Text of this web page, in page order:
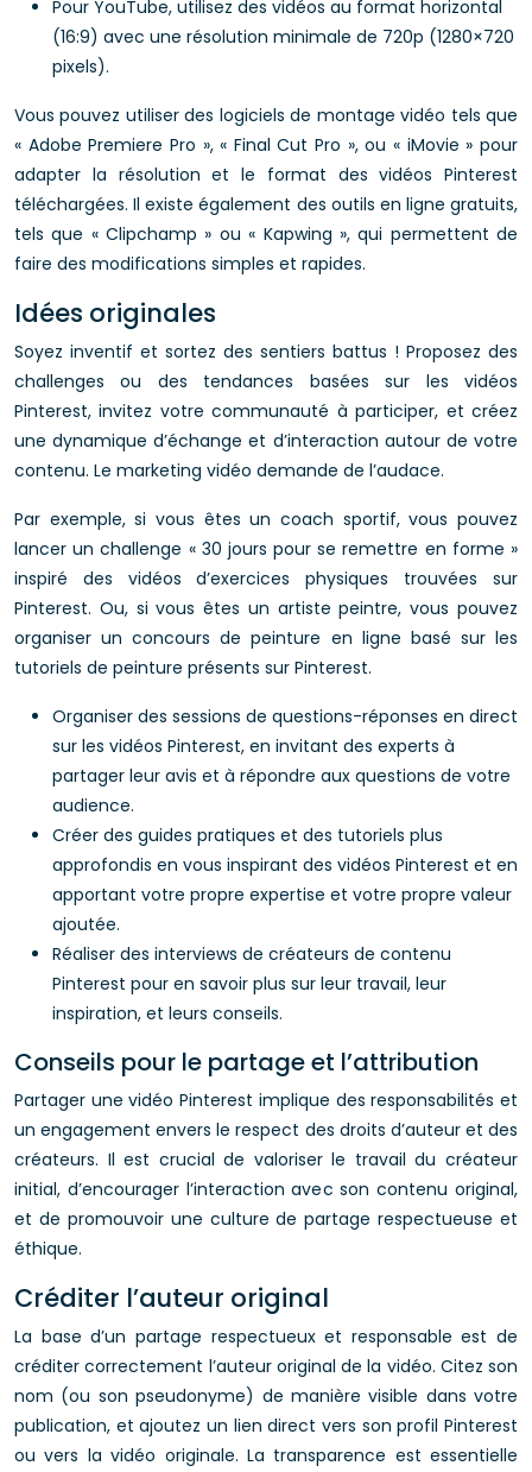
Pour YouTube, utilisez des vidéos au format horizontal
(16:9) avec une résolution minimale de 720p (1280×720
pixels).
Vous pouvez utiliser des logiciels de montage vidéo tels que
« Adobe Premiere Pro », « Final Cut Pro », ou « iMovie » pour
adapter la résolution et le format des vidéos Pinterest
téléchargées. Il existe également des outils en ligne gratuits,
tels que « Clipchamp » ou « Kapwing », qui permettent de
faire des modifications simples et rapides.
Idées originales
Soyez inventif et sortez des sentiers battus ! Proposez des
challenges ou des tendances basées sur les vidéos
Pinterest, invitez votre communauté à participer, et créez
une dynamique d’échange et d’interaction autour de votre
contenu. Le marketing vidéo demande de l’audace.
Par exemple, si vous êtes un coach sportif, vous pouvez
lancer un challenge « 30 jours pour se remettre en forme »
inspiré des vidéos d’exercices physiques trouvées sur
Pinterest. Ou, si vous êtes un artiste peintre, vous pouvez
organiser un concours de peinture en ligne basé sur les
tutoriels de peinture présents sur Pinterest.
Organiser des sessions de questions-réponses en direct
sur les vidéos Pinterest, en invitant des experts à
partager leur avis et à répondre aux questions de votre
audience.
Créer des guides pratiques et des tutoriels plus
approfondis en vous inspirant des vidéos Pinterest et en
apportant votre propre expertise et votre propre valeur
ajoutée.
Réaliser des interviews de créateurs de contenu
Pinterest pour en savoir plus sur leur travail, leur
inspiration, et leurs conseils.
Conseils pour le partage et l’attribution
Partager une vidéo Pinterest implique des responsabilités et
un engagement envers le respect des droits d’auteur et des
créateurs. Il est crucial de valoriser le travail du créateur
initial, d’encourager l’interaction avec son contenu original,
et de promouvoir une culture de partage respectueuse et
éthique.
Créditer l’auteur original
La base d’un partage respectueux et responsable est de
créditer correctement l’auteur original de la vidéo. Citez son
nom (ou son pseudonyme) de manière visible dans votre
publication, et ajoutez un lien direct vers son profil Pinterest
ou vers la vidéo originale. La transparence est essentielle